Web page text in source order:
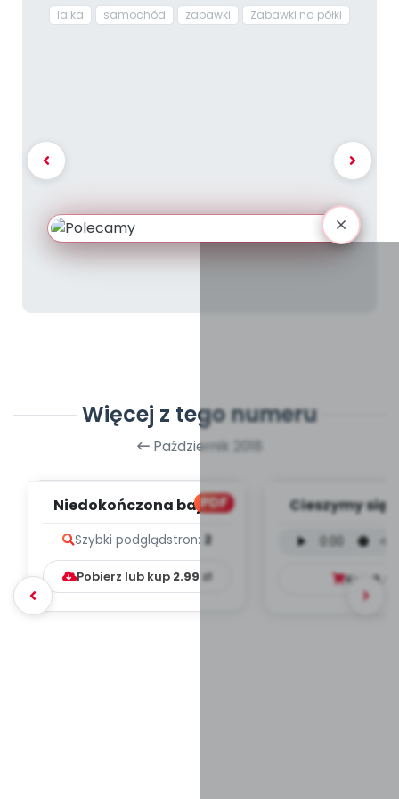
lalka samochód zabawki Zabawki na półki
Więcej z tego numeru
Październik 2018
PDF
Niedokończona bajka
Szybki podglądstron: 2
Pobierz lub kup 2.99 zł
Cieszymy się,
mp3)
Kup 9.99